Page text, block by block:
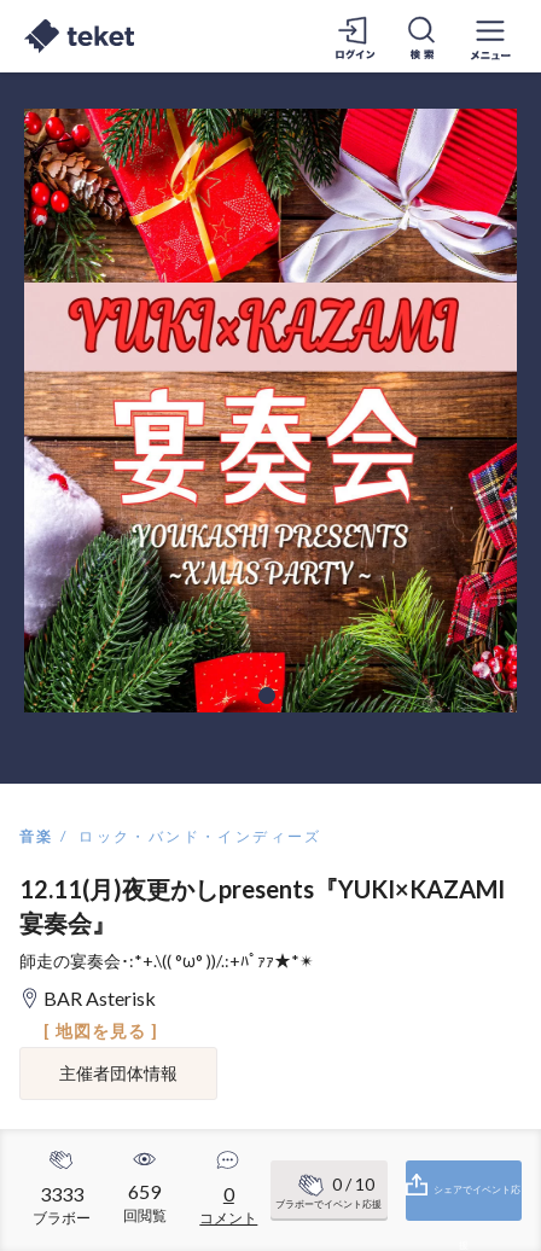
音楽 ロック・バンド・インディーズ
12.11(月)夜更かしpresents『YUKI×KAZAMI
宴奏会』
師走の宴奏会･:*+.\(( °ω° ))/.:+ﾊﾟｧｧ★*✴︎
BAR Asterisk
[ 地図を見る ]
主催者団体情報
3333
ブラボー
659
回閲覧
0
コメント
0/ 10
ブラボーでイベント応援
シェアでイベント応